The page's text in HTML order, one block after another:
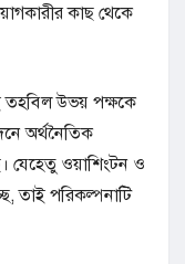
কাছ থেকে
তহবিল উভয় পক্ষকে
অর্থনৈতিক
যেহেতু ওয়াশিংটন ও
তাই পরিকল্পনাটি